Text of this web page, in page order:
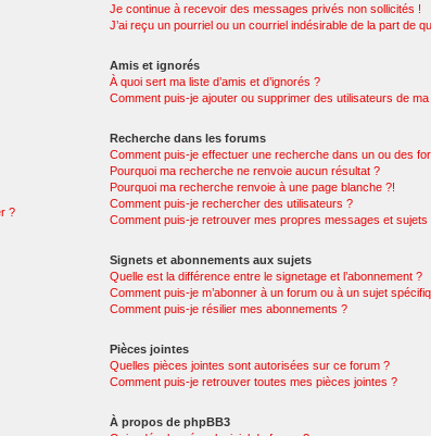
?
Je continue à recevoir des messages privés non sollicités !
J’ai reçu un pourriel ou un courriel indésirable de la part de
Amis et ignorés
À quoi sert ma liste d’amis et d’ignorés ?
Comment puis-je ajouter ou supprimer des utilisateurs de ma
Recherche dans les forums
Comment puis-je effectuer une recherche dans un ou des
Pourquoi ma recherche ne renvoie aucun résultat ?
Pourquoi ma recherche renvoie à une page blanche ?!
Comment puis-je rechercher des utilisateurs ?
Comment puis-je retrouver mes propres messages et sujets
Signets et abonnements aux sujets
Quelle est la différence entre le signetage et l’abonnement ?
Comment puis-je m’abonner à un forum ou à un sujet
Comment puis-je résilier mes abonnements ?
Pièces jointes
Quelles pièces jointes sont autorisées sur ce forum ?
Comment puis-je retrouver toutes mes pièces jointes ?
À propos de phpBB3